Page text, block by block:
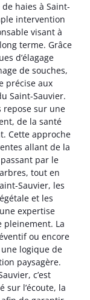
haies à Saint-
intervention
visant à
terme. Grâce
d’élagage
de souches,
précise aux
Saint-Sauvier.
repose sur une
de la santé
Cette approche
allant de la
par le
tout en
Sauvier, les
et les
expertise
pleinement. La
ou encore
une logique de
paysagère.
c’est
sur l’écoute, la